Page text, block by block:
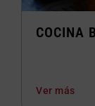
COCINA
Ver más